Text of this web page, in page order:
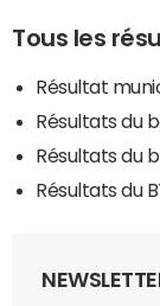
Tous les
Résultat
Résultats du
Résultats du
Résultats du